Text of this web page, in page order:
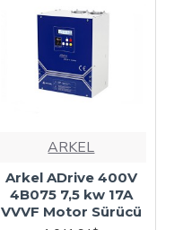
ARKEL
Arkel ADrive 400V
4B075 7,5 kw 17A
VVVF Motor Sürücü